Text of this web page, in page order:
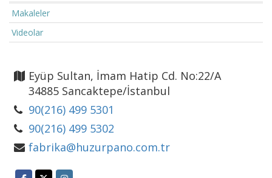
Makaleler
Videolar
Eyüp Sultan, İmam Hatip Cd. No:22/A
34885 Sancaktepe/İstanbul
90(216) 499 5301
90(216) 499 5302
fabrika@huzurpano.com.tr